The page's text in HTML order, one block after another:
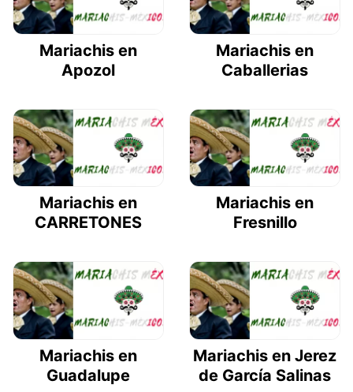
Mariachis en
Apozol
Mariachis en
Caballerias
Mariachis en
CARRETONES
Mariachis en
Fresnillo
Mariachis en
Guadalupe
Mariachis en Jerez
de García Salinas